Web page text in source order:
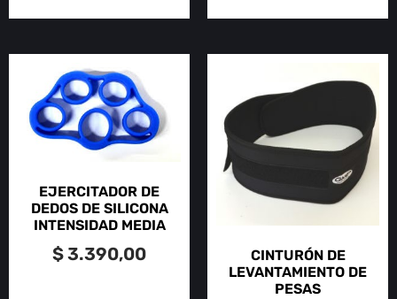
EJERCITADOR DE
DEDOS DE SILICONA
INTENSIDAD MEDIA
$3.390,00
CINTURÓN DE
LEVANTAMIENTO DE
PESAS